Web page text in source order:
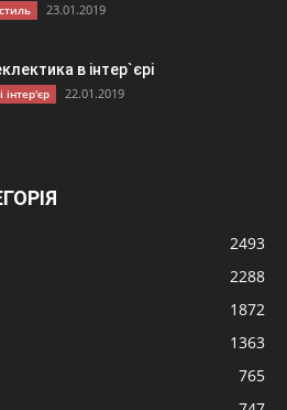
23.01.2019
в інтер`єрі
інтер'єр 22.01.2019
2493
2288
1872
1363
765